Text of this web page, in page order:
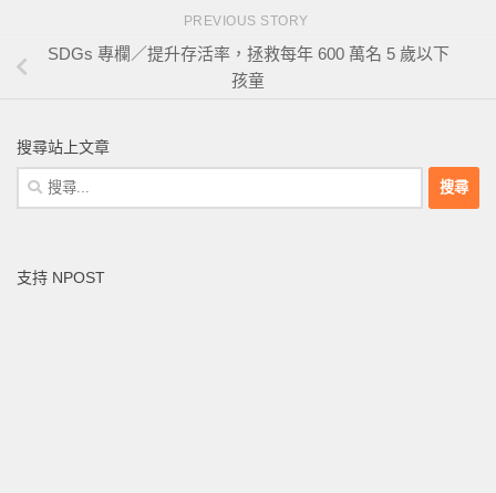
PREVIOUS STORY
SDGs 專欄／提升存活率，拯救每年 600 萬名 5 歲以下
孩童
搜尋站上文章
搜
尋
字:
支持 NPOST